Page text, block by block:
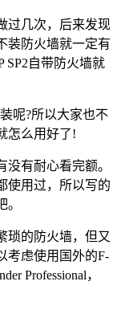
过几次，后来发现
装防火墙就一定有
SP2自带防火墙就
呢?所以大家也不
怎么用好了!
有耐心看完额。
使用过，所以写的
琐的防火墙，但又
考虑使用国外的F-
Professional，